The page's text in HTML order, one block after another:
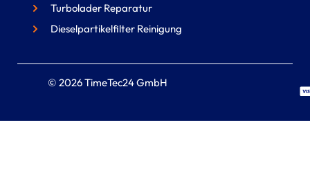
Turbolader Reparatur
Dieselpartikelfilter Reinigung
© 2026 TimeTec24 GmbH